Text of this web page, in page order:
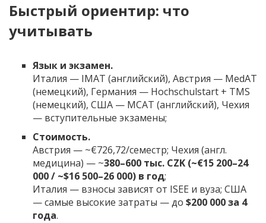
Быстрый ориентир: что
учитывать
Язык и экзамен.
Италия — IMAT (английский), Австрия — MedAT
(немецкий), Германия — Hochschulstart + TMS
(немецкий), США — MCAT (английский), Чехия
— вступительные экзамены;
Стоимость.
Австрия — ~€726,72/семестр; Чехия (англ.
медицина) — ~380–600 тыс. CZK (~€15 200–24
000 / ~$16 500–26 000) в год;
Италия — взносы зависят от ISEE и вуза; США
— самые высокие затраты — до $200 000 за 4
года.